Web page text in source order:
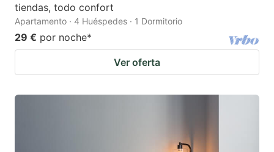
tiendas, todo confort
Apartamento · 4 Huéspedes · 1 Dormitorio
29 € por noche*
Ver oferta